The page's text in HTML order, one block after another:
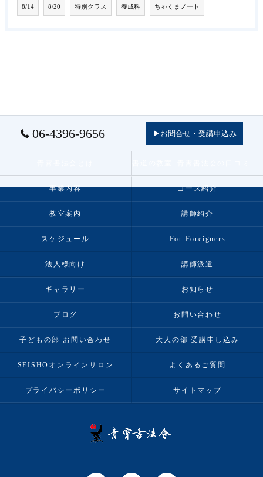
8/14 8/20 特別クラス 養成科 ちゃくまノート
06-4396-9656 ▶お問合せ・受講申込み
事業内容 コース紹介
教室案内 講師紹介
スケジュール For Foreigners
法人様向け 講師派遣
ギャラリー お知らせ
ブログ お問い合わせ
子どもの部 お問い合わせ 大人の部 受講申し込み
SEISHOオンラインサロン よくあるご質問
プライバシーポリシー サイトマップ